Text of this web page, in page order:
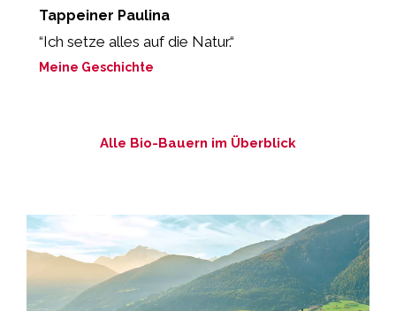
Tappeiner Paulina
“Ich setze alles auf die Natur.“
Meine Geschichte
Alle Bio-Bauern im Überblick